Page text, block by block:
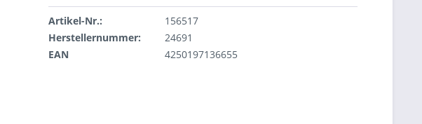
Artikel-Nr.:
156517
Herstellernummer:
24691
EAN
4250197136655